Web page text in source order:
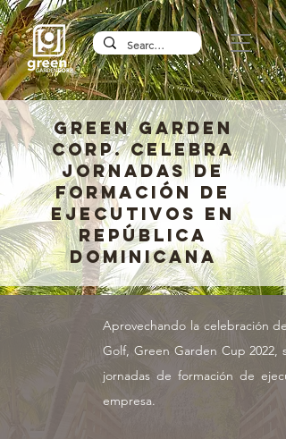
GREEN GARDEN
CORP. CELEBRA
JORNADAS DE
FORMACIÓN DE
EJECUTIVOS EN
REPÚBLICA
DOMINICANA
Aprovechando la celebración
Golf, Green Garden Cup 2022,
jornadas de formación de
empresa.